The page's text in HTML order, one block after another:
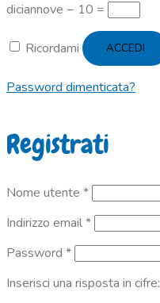
diciannove − 10 =
Ricordami ACCEDI
Password dimenticata?
Registrati
Nome utente *Richiesto
Indirizzo email*Richiesto
Password *Richiesto
Inserisci una risposta in cifre: